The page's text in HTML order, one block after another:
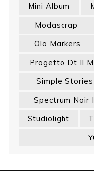
Mini Album
Modascrap
Olo Markers
Progetto Dt Il
Simple Stories
Spectrum Noir
Studiolight